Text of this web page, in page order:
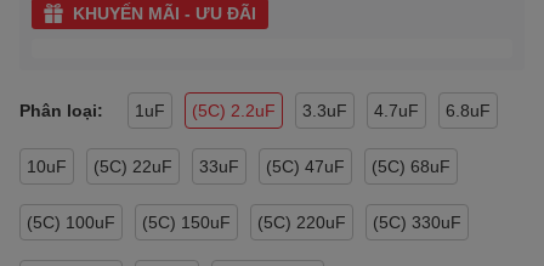
KHUYẾN MÃI - ƯU ĐÃI
Phân loại: 1uF (5C) 2.2uF 3.3uF 4.7uF 6.8uF
10uF (5C) 22uF 33uF (5C) 47uF (5C) 68uF
(5C) 100uF (5C) 150uF (5C) 220uF (5C) 330uF